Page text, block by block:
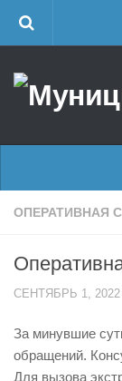
Об учреждении
Районные
Поисково-
Центр
Отчеты о
Документы
Главные
Оперативная
Половодье
ОПЕРАТИВНАЯ
СЕНТЯБРЬ 1, 2022
За минувшие
обращений.
Для вызова